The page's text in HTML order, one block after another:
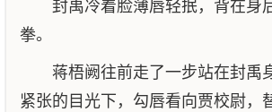
拳。
蒋梧阙往前走了一步站在封禹
紧张的目光下，勾唇看向贾校尉，